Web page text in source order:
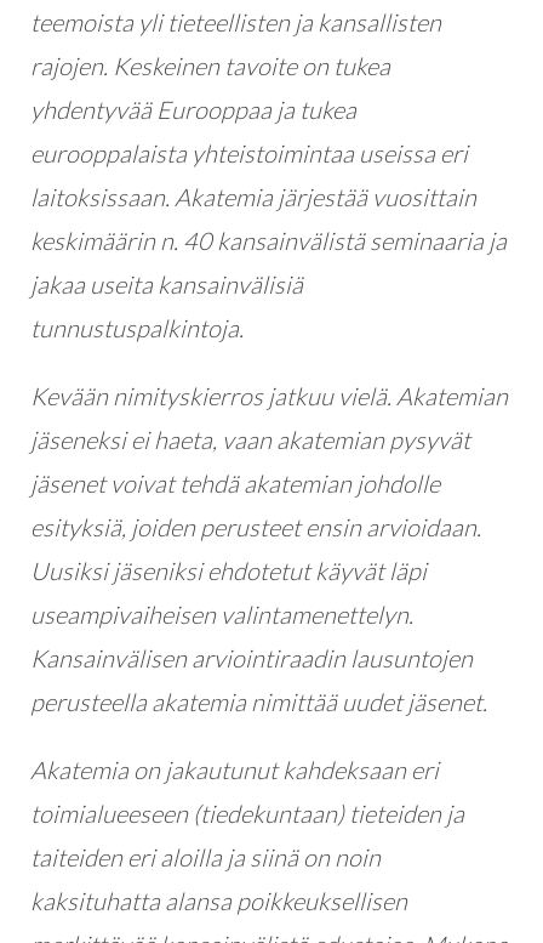
teemoista yli tieteellisten ja kansallisten
rajojen. Keskeinen tavoite on tukea
yhdentyvää Eurooppaa ja tukea
eurooppalaista yhteistoimintaa useissa eri
laitoksissaan. Akatemia järjestää vuosittain
keskimäärin n. 40 kansainvälistä seminaaria ja
jakaa useita kansainvälisiä
tunnustuspalkintoja.
Kevään nimityskierros jatkuu vielä. Akatemian
jäseneksi ei haeta, vaan akatemian pysyvät
jäsenet voivat tehdä akatemian johdolle
esityksiä, joiden perusteet ensin arvioidaan.
Uusiksi jäseniksi ehdotetut käyvät läpi
useampivaiheisen valintamenettelyn.
Kansainvälisen arviointiraadin lausuntojen
perusteella akatemia nimittää uudet jäsenet.
Akatemia on jakautunut kahdeksaan eri
toimialueeseen (tiedekuntaan) tieteiden ja
taiteiden eri aloilla ja siinä on noin
kaksituhatta alansa poikkeuksellisen